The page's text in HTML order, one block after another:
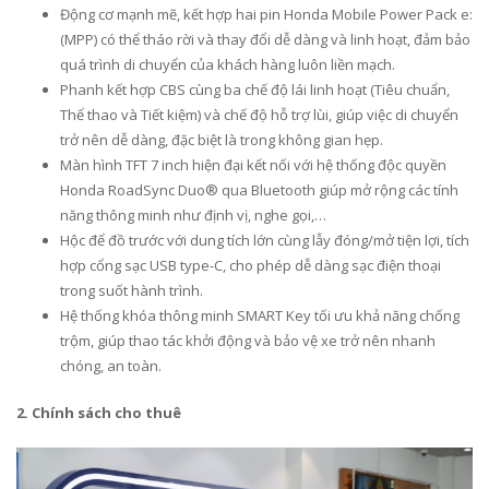
Động cơ mạnh mẽ, kết hợp hai pin Honda Mobile Power Pack e:
(MPP) có thể tháo rời và thay đổi dễ dàng và linh hoạt, đảm bảo
quá trình di chuyển của khách hàng luôn liền mạch.
Phanh kết hợp CBS cùng ba chế độ lái linh hoạt (Tiêu chuẩn,
Thể thao và Tiết kiệm) và chế độ hỗ trợ lùi, giúp việc di chuyển
trở nên dễ dàng, đặc biệt là trong không gian hẹp.
Màn hình TFT 7 inch hiện đại kết nối với hệ thống độc quyền
Honda RoadSync Duo® qua Bluetooth giúp mở rộng các tính
năng thông minh như định vị, nghe gọi,…
Hộc để đồ trước với dung tích lớn cùng lẫy đóng/mở tiện lợi, tích
hợp cổng sạc USB type-C, cho phép dễ dàng sạc điện thoại
trong suốt hành trình.
Hệ thống khóa thông minh SMART Key tối ưu khả năng chống
trộm, giúp thao tác khởi động và bảo vệ xe trở nên nhanh
chóng, an toàn.
2. Chính sách cho thuê